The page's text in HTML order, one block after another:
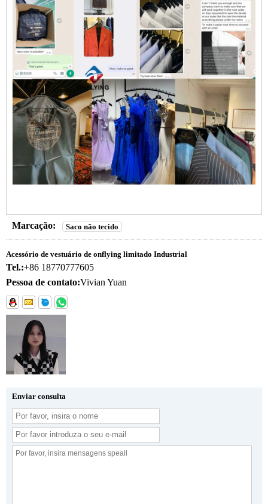
Marcação: Saco não tecido
Acessório de vestuário de onflying limitado Industrial
Tel.:+86 18770777605
Pessoa de contato:Vivian Yuan
Enviar consulta